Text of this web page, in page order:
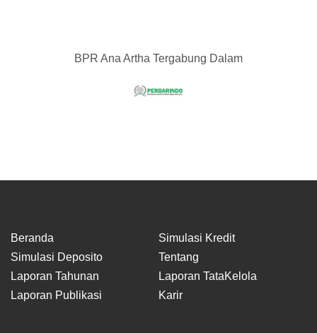
BPR Ana Artha Tergabung Dalam
Beranda
Simulasi Kredit
Simulasi Deposito
Tentang
Laporan Tahunan
Laporan TataKelola
Laporan Publikasi
Karir